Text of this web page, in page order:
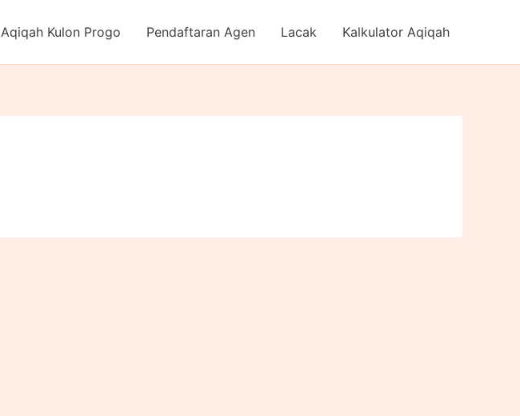
Aqiqah Kulon Progo Pendaftaran Agen Lacak Kalkulator Aqiqah